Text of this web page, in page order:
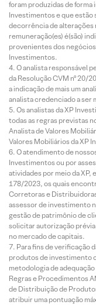
foram produzidas de
Investimentos e que estão
decorrência de alterações
remuneração(es) é(são)
provenientes dos
Investimentos.
O analista responsável
da Resolução CVM nº 20/
a indicação de mais um
analista credenciado a ser
Os analistas da XP
todas as regras previstas
Analista de Valores
Valores Mobiliários da XP
O atendimento de
Investimentos ou por
atividades por meio da XP,
178/2023, os quais
Corretoras e
assessor de investimento
gestão de patrimônio de
solicitar autorização
no mercado de capitais.
Para fins de verificação
produtos de investimento
metodologia de
Regras e Procedimentos
de Distribuição de
atribuir uma pontuação